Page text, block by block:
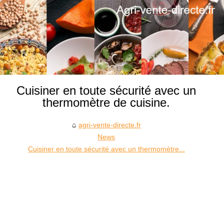
Cuisiner en toute sécurité avec un
thermomètre de cuisine.
agri-vente-directe.fr
News
Cuisiner en toute sécurité avec un thermomètre...